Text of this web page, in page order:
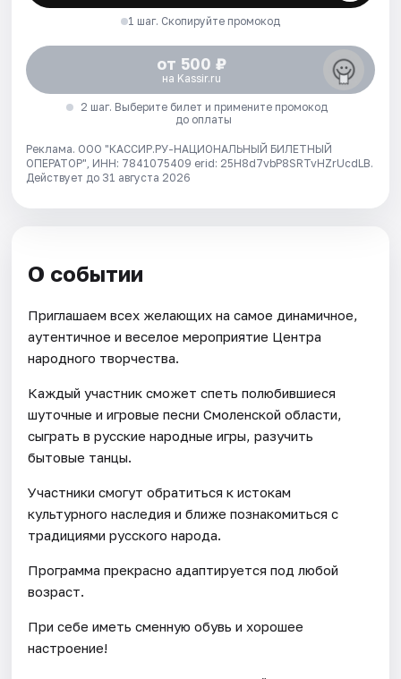
1 шаг. Скопируйте промокод
от 500 ₽
на Kassir.ru
2 шаг. Выберите билет и примените промокод
до оплаты
Реклама. ООО "КАССИР.РУ-НАЦИОНАЛЬНЫЙ БИЛЕТНЫЙ
ОПЕРАТОР", ИНН: 7841075409 erid: 25H8d7vbP8SRTvHZrUcdLB.
Действует до 31 августа 2026
О событии
Приглашаем всех желающих на самое динамичное,
аутентичное и веселое мероприятие Центра
народного творчества.
Каждый участник сможет спеть полюбившиеся
шуточные и игровые песни Смоленской области,
сыграть в русские народные игры, разучить
бытовые танцы.
Участники смогут обратиться к истокам
культурного наследия и ближе познакомиться с
традициями русского народа.
Программа прекрасно адаптируется под любой
возраст.
При себе иметь сменную обувь и хорошее
настроение!